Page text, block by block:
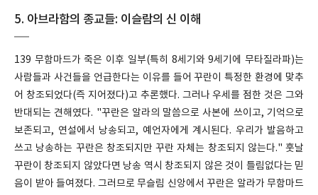
5. 아브라함의 종교들: 이슬람의 신 이해
139 무함마드가 죽은 이후 일부(특히 8세기와 9세기에 무타질라파)는
사람들과 사건들을 언급한다는 이유를 들어 꾸란이 특정한 환경에 맞추
어 창조되었다(즉 지어졌다)고 추론했다. 그러나 우세를 점한 것은 그와
반대되는 견해였다. "꾸란은 알라의 말씀으로 사본에 쓰이고, 기억으로
보존되고, 연설에서 낭송되고, 예언자에게 계시된다. 우리가 발음하고
쓰고 낭송하는 꾸란은 창조되지만 꾸란 자체는 창조되지 않는다." 훗날
꾸란이 창조되지 않았다면 낭송 역시 창조되지 않은 것이 틀림없다는 믿
음이 받아 들여졌다. 그러므로 무슬림 신앙에서 꾸란은 알라가 무함마드